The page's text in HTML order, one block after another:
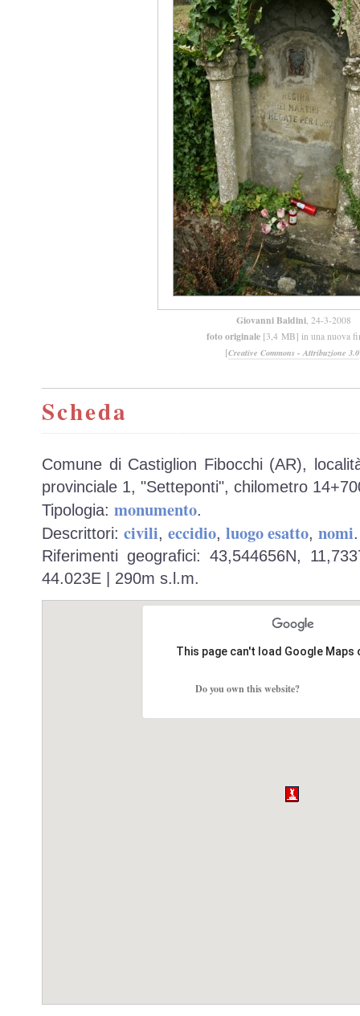
Giovanni Baldini, 24-3-2008
foto originale [3,4 MB] in una nuova
[Creative Commons - Attribuzione 3.0
Scheda
Comune di Castiglion Fibocchi (AR),
provinciale 1, "Setteponti", chilometro
Tipologia: monumento.
Descrittori: civili, eccidio, luogo esatto, nomi.
Riferimenti geografici: 43,544656N,
44.023E | 290m s.l.m.
This page can't load Google
Do you own this website?